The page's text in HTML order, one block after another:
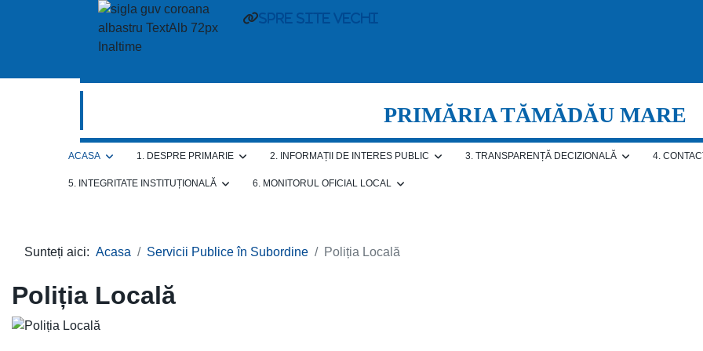
spre site vechi
PRIMĂRIA TĂMĂDĂU MARE
ACASA 1. DESPRE PRIMARIE 2. INFORMAȚII DE INTERES PUBLIC 3. TRANSPARENȚĂ DECIZIONALĂ 4.
5. INTEGRITATE INSTITUȚIONALĂ 6. MONITORUL OFICIAL LOCAL
Sunteți aici: Acasa Servicii Publice în Subordine Poliția Locală
Poliția Locală